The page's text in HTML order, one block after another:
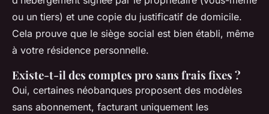
ou un tiers) et une copie du justificatif de domicile.
Cela prouve que le siège social est bien établi, même
à votre résidence personnelle.
Existe-t-il des comptes pro sans frais fixes ?
Oui, certaines néobanques proposent des modèles
sans abonnement, facturant uniquement les